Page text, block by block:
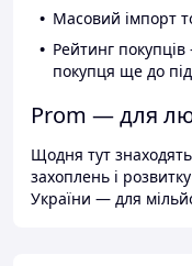
Масовий імпорт
Рейтинг
покупця ще до
Prom — для
Щодня тут
захоплень і
України — для